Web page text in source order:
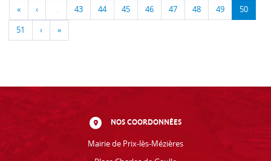
« ‹ … 43 44 45 46 47 48 49 50
51 › »
NOS COORDONNÉES
Mairie de Prix-lès-Mézières